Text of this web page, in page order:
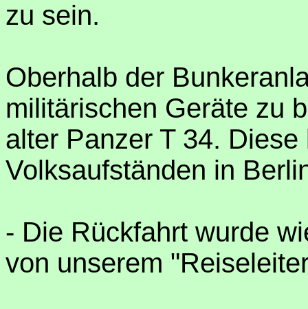
zu sein.
Oberhalb der
militärischen Geräte zu
alter Panzer T 34.
Volksaufständen in
- Die Rückfahrt wurde
von unserem